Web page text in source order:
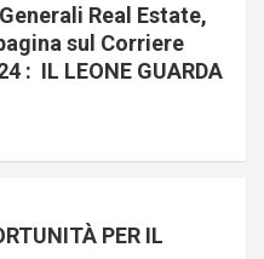
Real Estate,
sul Corriere
: IL LEONE GUARDA
PER IL